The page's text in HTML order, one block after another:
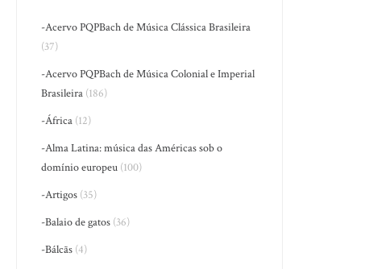
-Acervo PQPBach de Música Clássica Brasileira
(37)
-Acervo PQPBach de Música Colonial e Imperial
Brasileira (186)
-África (12)
-Alma Latina: música das Américas sob o
domínio europeu (100)
-Artigos (35)
-Balaio de gatos (36)
-Bálcãs (4)